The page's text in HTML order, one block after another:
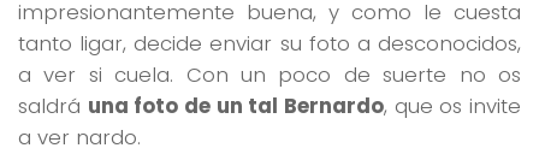
impresionantemente buena, y como le cuesta
tanto ligar, decide enviar su foto a desconocidos,
a ver si cuela. Con un poco de suerte no os
saldrá una foto de un tal Bernardo, que os invite
a ver nardo.